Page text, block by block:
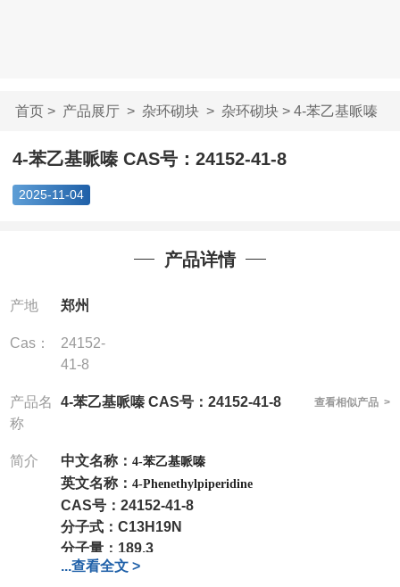
首页> 产品展厅> 杂环砌块> 杂环砌块> 4-苯乙基哌嗪
CAS号：24152-4...
4-苯乙基哌嗪 CAS号：24152-41-8
2025-11-04
产品详情
产地 郑州
Cas：
24152-
41-8
产品名
称
4-苯乙基哌嗪 CAS号：24152-41-8 查看相似产品 >
简介 中文名称： 4-苯乙基哌嗪
英文名称： 4-Phenethylpiperidine
CAS号： 24152-41-8
分子式： C13H19N
分子量： 189.3
包装：1Mg ; 5Mg;10Mg ;100Mg;250Mg ;500Mg
...查看全文 >